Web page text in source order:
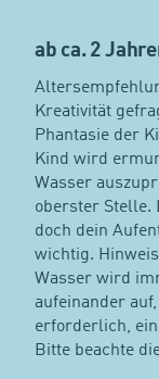
ab ca. 2
Kreativität
Phantasie der
Kind wird
Wasser
oberster Stelle.
doch dein
wichtig.
Wasser wird
aufeinander
erforderlich,
Bitte beachte